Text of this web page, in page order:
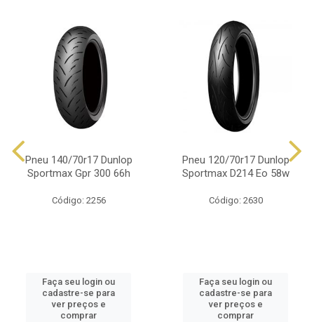
Pneu 140/70r17 Dunlop
Sportmax Gpr 300 66h
Código: 2256
Faça seu login ou
cadastre-se para
ver preços e
comprar
Pneu 120/70r17 Dunlop
Sportmax D214 Eo 58w
Código: 2630
Faça seu login ou
cadastre-se para
ver preços e
comprar